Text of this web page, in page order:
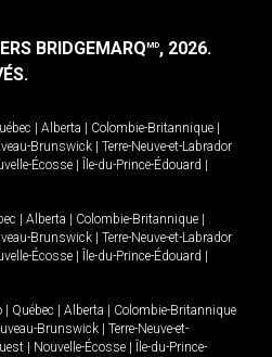
BRIDGEMARQMD, 2026.
Alberta Colombie-Britannique
Brunswick
Terre-Neuve-et-Labrador
Écosse Île-du-Prince-Édouard
Alberta Colombie-Britannique
Brunswick
Terre-Neuve-et-Labrador
Écosse Île-du-Prince-Édouard
Québec Alberta
Colombie-Britannique
Brunswick
Terre-Neuve-et-
Nouvelle-Écosse
Île-du-Prince-